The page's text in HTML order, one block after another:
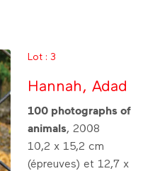
Lot : 3
Hannah, Adad
100 photographs of
animals, 2008
10,2 x 15,2 cm
(épreuves) et 12,7 x